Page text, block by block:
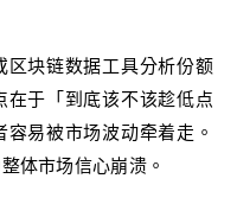
区块链数据工具分析份额
于「到底该不该趁低点
易被市场波动牵着走。
体市场信心崩溃。